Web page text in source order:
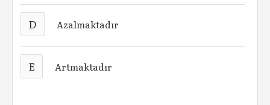
D Azalmaktadır
E Artmaktadır